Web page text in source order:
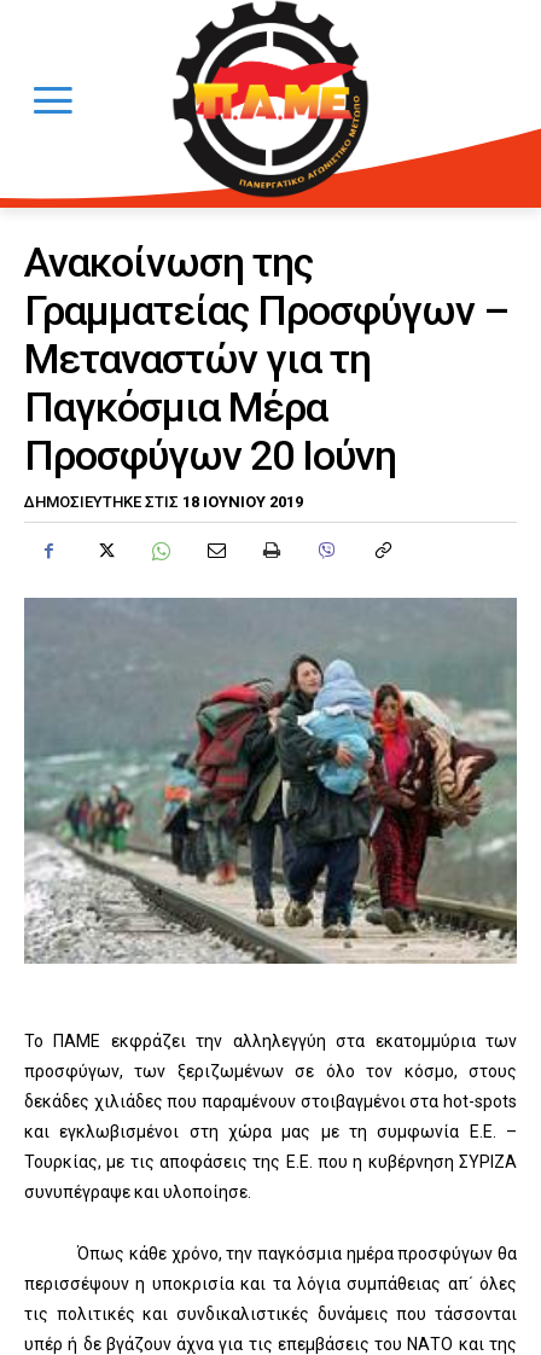
Ανακοίνωση της
Γραμματείας Προσφύγων –
Μεταναστών για τη
Παγκόσμια Μέρα
Προσφύγων 20 Ιούνη
ΔΗΜΟΣΙΕΎΤΗΚΕ ΣΤΙΣ 18 ΙΟΥΝΊΟΥ 2019
Το ΠΑΜΕ εκφράζει την αλληλεγγύη στα εκατομμύρια των
προσφύγων, των ξεριζωμένων σε όλο τον κόσμο, στους
δεκάδες χιλιάδες που παραμένουν στοιβαγμένοι στα hot-spots
και εγκλωβισμένοι στη χώρα μας με τη συμφωνία Ε.Ε. –
Τουρκίας, με τις αποφάσεις της Ε.Ε. που η κυβέρνηση ΣΥΡΙΖΑ
συνυπέγραψε και υλοποίησε.
Όπως κάθε χρόνο, την παγκόσμια ημέρα προσφύγων θα
περισσέψουν η υποκρισία και τα λόγια συμπάθειας απ΄ όλες
τις πολιτικές και συνδικαλιστικές δυνάμεις που τάσσονται
υπέρ ή δε βγάζουν άχνα για τις επεμβάσεις του ΝΑΤΟ και της